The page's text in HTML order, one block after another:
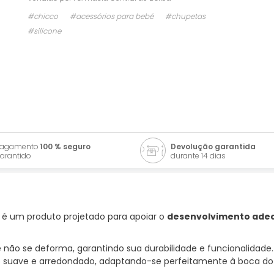
#chicco
#acessórios para bebé
#chupetas
#silicone
100 % seguro
Devolução garantida
durante 14 dias
é um produto projetado para apoiar o desenvolvimento
se deforma, garantindo sua durabilidade e funcionalidade.
e arredondado, adaptando-se perfeitamente à boca